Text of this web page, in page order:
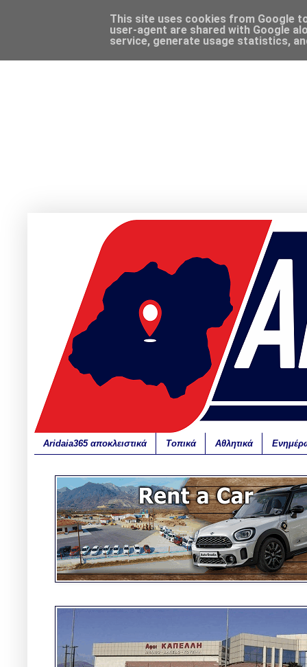
Aridaia365 αποκλειστικά Τοπικά Αθλητικά
This site uses cookies from Google
user-agent are shared with Google
service, generate usage statistics,